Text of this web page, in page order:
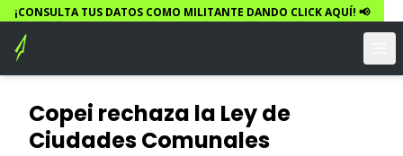
¡CONSULTA TUS DATOS COMO MILITANTE DANDO CLICK AQUÍ! 📢
Copei rechaza la Ley de
Ciudades Comunales